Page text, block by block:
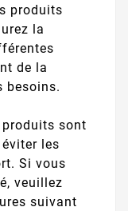
produits
la
de la
besoins.
produits sont
les
Si vous
veuillez
suivant